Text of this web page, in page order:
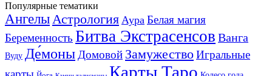
Популярные тематики
АнгелыАстрология Аура Белая магия
Беременность Битва Экстрасенсов Ванга
Вуду Де́моныДомовой ЗамужествоИгральные
Карты Таро